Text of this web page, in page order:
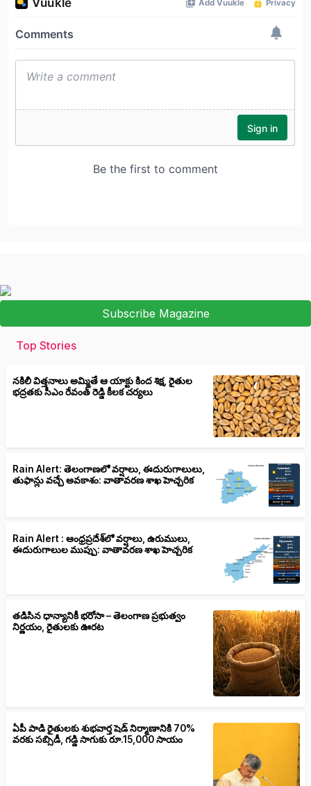
Subscribe Magazine
Top Stories
నకిలీ విత్తనాలు అమ్మితే ఆ యాక్టు కింద శిక్ష, రైతుల
భద్రతకు సీఎం రేవంత్ రెడ్డి కీలక చర్యలు
Rain Alert: తెలంగాణలో వర్షాలు, ఈదురుగాలులు,
తుఫాన్లు వచ్చే అవకాశం: వాతావరణ శాఖ హెచ్చరిక
Rain Alert : ఆంధ్రప్రదేశ్‌లో వర్షాలు, ఉరుములు,
ఈదురుగాలుల ముప్పు: వాతావరణ శాఖ హెచ్చరిక
తడిసిన ధాన్యానికీ భరోసా – తెలంగాణ ప్రభుత్వం
నిర్ణయం, రైతులకు ఊరట
ఏపీ పాడి రైతులకు శుభవార్త షెడ్ నిర్మాణానికి 70%
వరకు సబ్సిడీ, గడ్డి సాగుకు రూ.15,000 సాయం